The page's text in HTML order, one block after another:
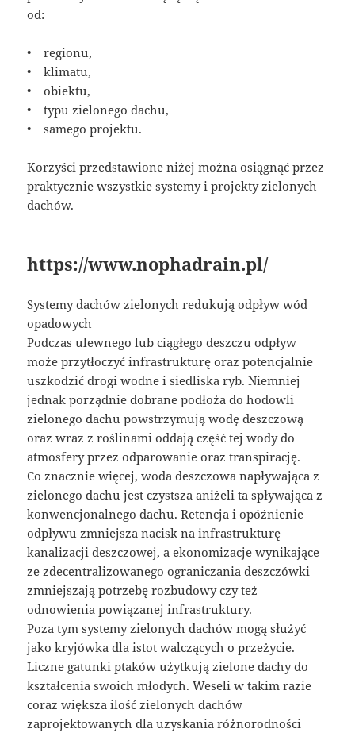
od:
• regionu,
• klimatu,
• obiektu,
• typu zielonego dachu,
• samego projektu.
Korzyści przedstawione niżej można osiągnąć przez
praktycznie wszystkie systemy i projekty zielonych
dachów.
https://www.nophadrain.pl/
Systemy dachów zielonych redukują odpływ wód
opadowych
Podczas ulewnego lub ciągłego deszczu odpływ
może przytłoczyć infrastrukturę oraz potencjalnie
uszkodzić drogi wodne i siedliska ryb. Niemniej
jednak porządnie dobrane podłoża do hodowli
zielonego dachu powstrzymują wodę deszczową
oraz wraz z roślinami oddają część tej wody do
atmosfery przez odparowanie oraz transpirację.
Co znacznie więcej, woda deszczowa napływająca z
zielonego dachu jest czystsza aniżeli ta spływająca z
konwencjonalnego dachu. Retencja i opóźnienie
odpływu zmniejsza nacisk na infrastrukturę
kanalizacji deszczowej, a ekonomizacje wynikające
ze zdecentralizowanego ograniczania deszczówki
zmniejszają potrzebę rozbudowy czy też
odnowienia powiązanej infrastruktury.
Poza tym systemy zielonych dachów mogą służyć
jako kryjówka dla istot walczących o przeżycie.
Liczne gatunki ptaków użytkują zielone dachy do
kształcenia swoich młodych. Weseli w takim razie
coraz większa ilość zielonych dachów
zaprojektowanych dla uzyskania różnorodności